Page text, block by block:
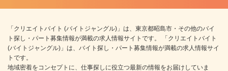
「クリエイトバイト (バイトジャングル)」は、東京都昭島市・その他のバイ
ト探し・パート募集情報が満載の求人情報サイトです。 「クリエイトバイト
(バイトジャングル)」は、バイト探し・パート募集情報が満載の求人情報サイ
トです。
地域密着をコンセプトに、仕事探しに役立つ最新の情報をお届けしていま